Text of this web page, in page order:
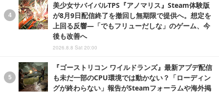
美少女サバイバルTPS『アノマリス』Steam体験版
が8月9日配信終了を撤回し無期限で提供へ。想定を
上回る反響―「でもフリューだしな」のゲーム、今
後も改善へ
2026.8.8 Sat 20:00
『ゴーストリコン ワイルドランズ』最新アプデ配信
も未だ一部のCPU環境では動かない？「ローディン
グが終わらない」報告がSteamフォーラムや海外掲